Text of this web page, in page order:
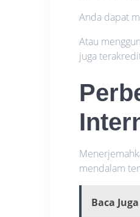
Anda dapat
Atau
juga
mendalam
Baca Juga